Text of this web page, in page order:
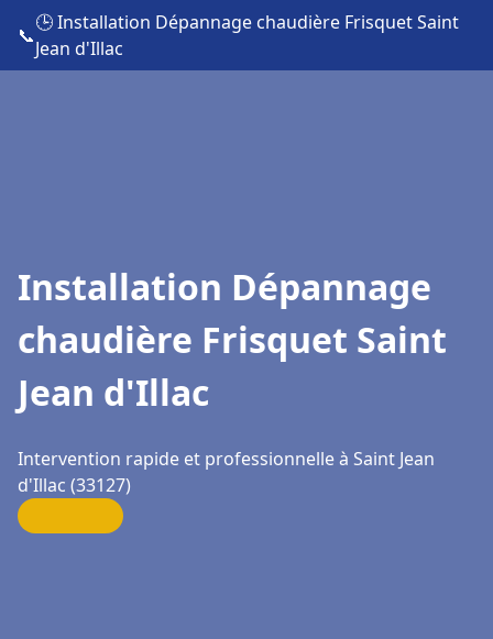
📞
🕒 Installation Dépannage chaudière Frisquet Saint
Jean d'Illac
Installation Dépannage
chaudière Frisquet Saint
Jean d'Illac
Intervention rapide et professionnelle à Saint Jean
d'Illac (33127)